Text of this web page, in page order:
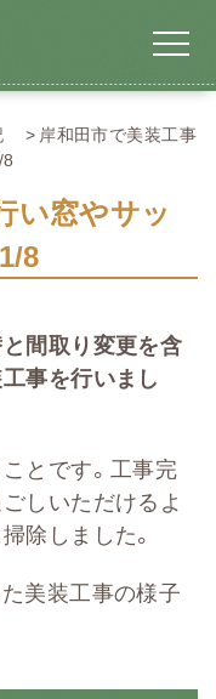
岸和田市で美装工事
い窓やサッ
8
間取り変更を含
事を行いまし
とです。工事完
しいただけるよ
除しました。
美装工事の様子